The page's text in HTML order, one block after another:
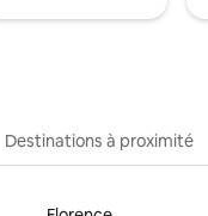
Destinations à proximité